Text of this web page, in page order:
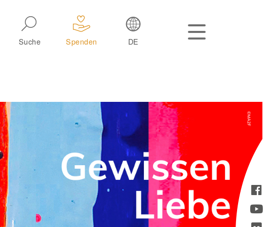
Suche Spenden DE